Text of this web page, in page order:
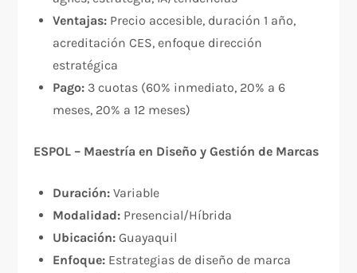
Ventajas: Precio accesible, duración 1 año,
acreditación CES, enfoque dirección
estratégica
Pago: 3 cuotas (60% inmediato, 20% a 6
meses, 20% a 12 meses)
ESPOL – Maestría en Diseño y Gestión de Marcas
Duración: Variable
Modalidad: Presencial/Híbrida
Ubicación: Guayaquil
Enfoque: Estrategias de diseño de marca